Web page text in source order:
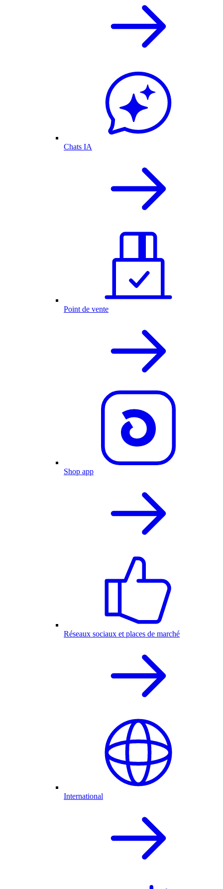
Chats IA
Point de vente
Shop app
Réseaux sociaux et places de marché
International